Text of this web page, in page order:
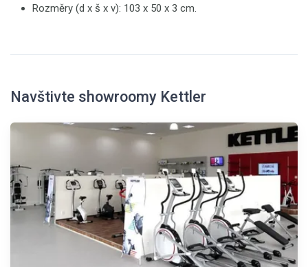
Rozměry (d x š x v): 103 x 50 x 3 cm.
Navštivte showroomy Kettler